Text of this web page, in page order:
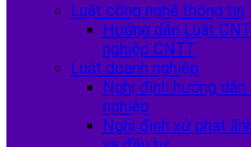
Luật công nghệ thông tin
Hướng dẫn Luật
nghiệp CNTT
Luật doanh nghiệp
Nghị định hướng
nghiệp
Nghị định xử phạt